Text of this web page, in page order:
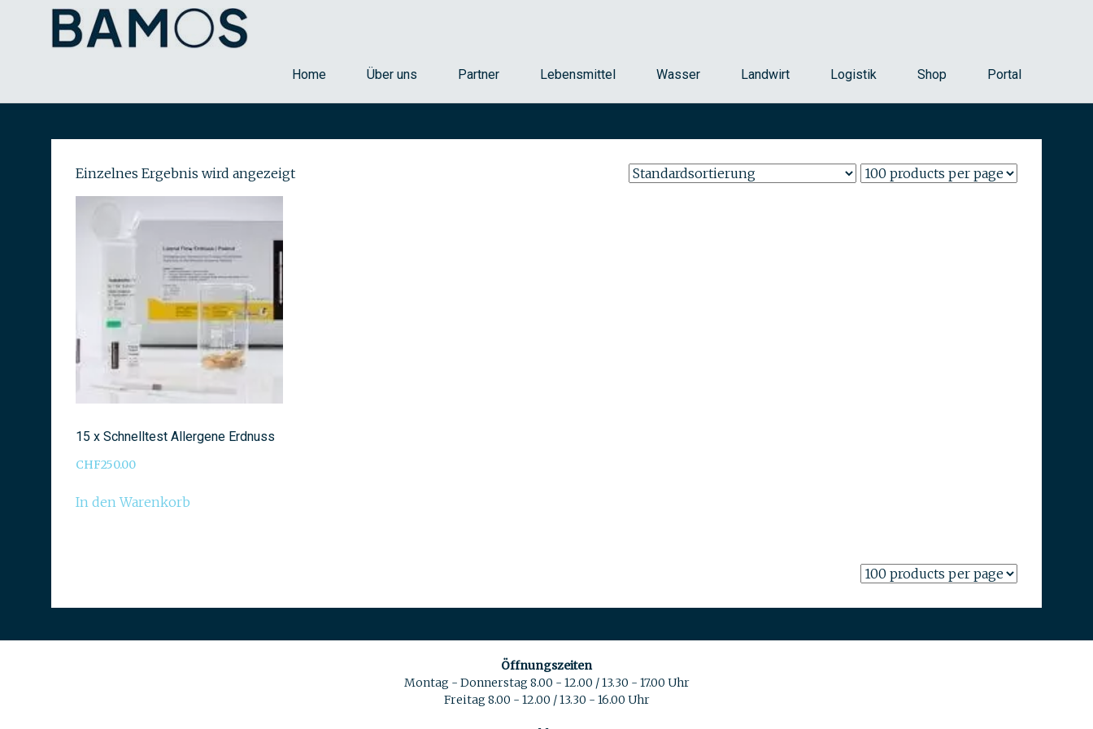
Home Über uns Partner Lebensmittel Wasser Landwirt Logistik Shop Portal
Einzelnes Ergebnis wird angezeigt
15 x Schnelltest Allergene Erdnuss
CHF250.00
In den Warenkorb
Öffnungszeiten
Montag - Donnerstag 8.00 - 12.00 / 13.30 - 17.00 Uhr
Freitag 8.00 - 12.00 / 13.30 - 16.00 Uhr